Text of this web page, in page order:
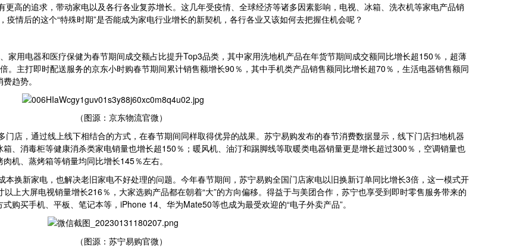
高的追求，带动家电以及各行各业复苏增长。这几年受疫情、全球经济等诸多因素影响，电视、冰箱、洗衣机等家电产品销
情后的这个“特殊时期”是否能成为家电行业增长的新契机，各行各业又该如何去把握住机会呢？
家用电器和医疗保健为春节期间成交额占比提升Top3品类，其中家用洗地机产品在年货节期间成交额同比增长超150％，超薄
主打即时配送服务的京东小时购春节期间累计销售额增长90％，其中手机类产品销售额同比增长超70％，生活电器销售额同
趋势。
（图源：京东物流官微）
店，通过线上线下相结合的方式，在春节期间同样取得优异的战果。苏宁易购发布的春节消费数据显示，线下门店扫地机器
、消毒柜等健康消杀类家电销量也增长超150％；暖风机、油汀和踢脚线等取暖类电器销量更是增长超过300％，空调销量也
机、蒸烤箱等销量均同比增长145％左右。
换新家电，也解决老旧家电不好处理的问题。今年春节期间，苏宁易购全国门店家电以旧换新订单同比增长3倍，这一模式开
上大屏电视销量增长216％，大家选购产品都在朝着“大”的方向偏移。得益于与美团合作，苏宁也享受到即时零售服务带来的
购买手机、平板、笔记本等，iPhone 14、华为Mate50等也成为最受欢迎的“电子外卖产品”。
（图源：苏宁易购官微）